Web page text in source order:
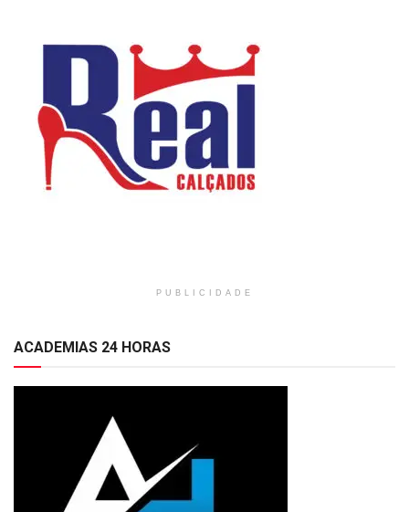
PUBLICIDADE
ACADEMIAS 24 HORAS